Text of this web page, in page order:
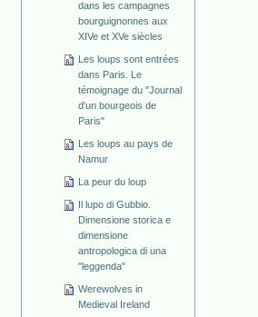
dans les campagnes
bourguignonnes aux
XIVe et XVe siècles
Les loups sont entrées
dans Paris. Le
témoignage du "Journal
d'un bourgeois de
Paris"
Les loups au pays de
Namur
La peur du loup
Il lupo di Gubbio.
Dimensione storica e
dimensione
antropologica di una
"leggenda"
Werewolves in
Medieval Ireland